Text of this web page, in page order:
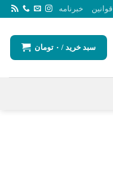
قوانین خبرنامه
سبد خرید / ۰ تومان